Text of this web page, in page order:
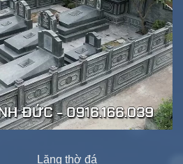
Lăng thờ đá